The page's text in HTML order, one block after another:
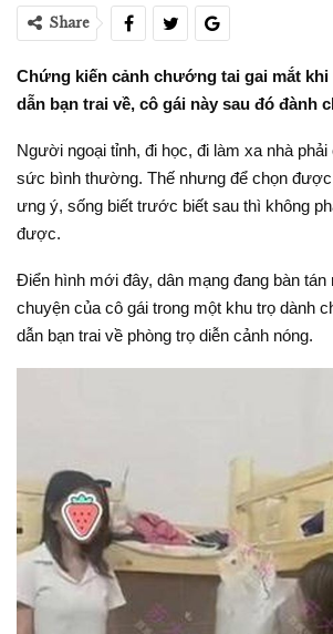
Share
Chứng kiến cảnh chướng tai gai mắt khi
dẫn bạn trai về, cô gái này sau đó đành
Người ngoại tỉnh, đi học, đi làm xa nhà
sức bình thường. Thế nhưng để chọn
ưng ý, sống biết trước biết sau thì không
được.
Điển hình mới đây, dân mạng đang bàn tán
chuyện của cô gái trong một khu trọ dành
dẫn bạn trai về phòng trọ diễn cảnh nóng.